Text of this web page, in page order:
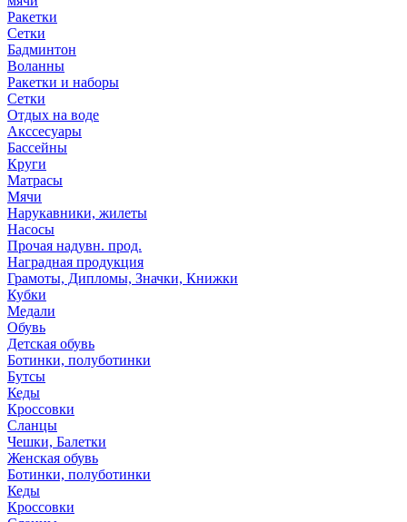
Ракетки
Сетки
Бадминтон
Воланны
Ракетки и наборы
Сетки
Отдых на воде
Акссесуары
Бассейны
Круги
Матрасы
Мячи
Нарукавники, жилеты
Насосы
Прочая надувн. прод.
Наградная продукция
Грамоты, Дипломы, Значки, Книжки
Кубки
Медали
Обувь
Детская обувь
Ботинки, полуботинки
Бутсы
Кеды
Кроссовки
Сланцы
Чешки, Балетки
Женская обувь
Ботинки, полуботинки
Кеды
Кроссовки